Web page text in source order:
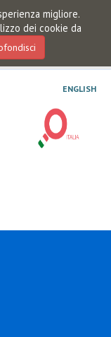
migliore.
dei cookie da
ENGLISH